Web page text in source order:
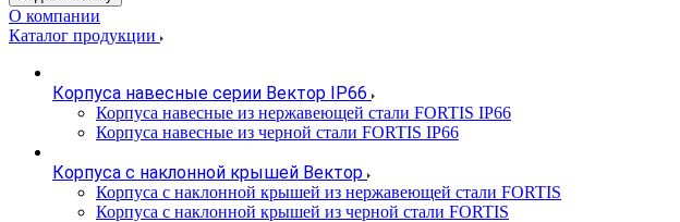
О компании
Каталог продукции
Корпуса навесные серии Вектор IP66
Корпуса навесные из нержавеющей стали FORTIS IP66
Корпуса навесные из черной стали FORTIS IP66
Корпуса с наклонной крышей Вектор
Корпуса с наклонной крышей из нержавеющей стали FORTIS
Корпуса с наклонной крышей из черной стали FORTIS